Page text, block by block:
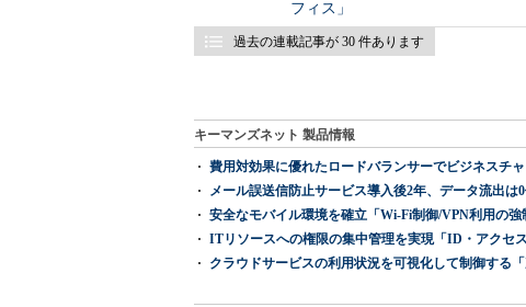
フィス」
過去の連載記事が 30 件あります
キーマンズネット 製品情報
費用対効果に優れたロードバランサーでビジネスチ
メール誤送信防止サービス導入後2年、データ流出は
安全なモバイル環境を確立「Wi-Fi制御/VPN利用の強
ITリソースへの権限の集中管理を実現「ID・アクセ
クラウドサービスの利用状況を可視化して制御する「